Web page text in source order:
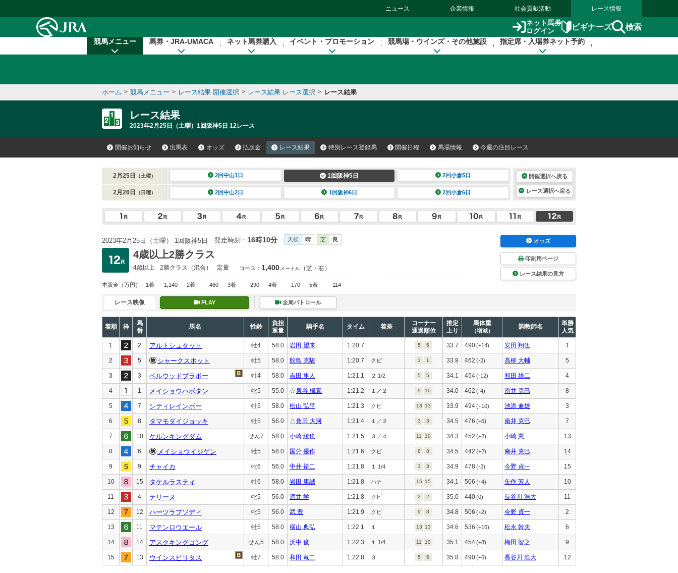
ニュース 企業情報 社会貢献活動 レース情報
ネット馬券
ログイン
ビギナーズ 検索
競馬メニュー 馬券・JRA-UMACA ネット馬券購入 イベント・プロモーション 競馬場・ウインズ・その他施設 指定席・入場券ネット予約
ホーム > 競馬メニュー > レース結果 開催選択 > レース結果 レース選択 > レース結果
レース結果
2023年2月25日（土曜）1回阪神5日 12レース
開催お知らせ 出馬表 オッズ 払戻金 レース結果 特別レース登録馬 開催日程 馬場情報 今週の注目レース
2月25日 （土曜） 2回中山1日 1回阪神5日 2回小倉5日
2月26日 （日曜） 2回中山2日 1回阪神6日 2回小倉6日
開催選択へ戻る
レース選択へ戻る
2023年2月25日（土曜） 1回阪神5日 発走時刻： 16時10分 天候 晴 芝 良
4歳以上2勝クラス
4歳以上 2勝クラス （混合） 定量 コース： 1,400 メートル （芝・右）
本賞金 （万円） 1着 1,140 2着 460 3着 290 4着 170 5着 114
オッズ
印刷用ページ
レース結果の見方
レース映像 PLAY 全周パトロール
着順 枠
馬
番
馬名 性齢
負担
重量
騎手名 タイム 着差
コーナー
通過順位
推定
上り
馬体重
（増減）
調教師名
単勝
人気
1 2 アルトシュタット 牡4 58.0 岩田 望来 1:20.7 5 5 33.7 490(+14) 安田 翔伍 1
2 5 シャークスポット 牡5 58.0 鮫島 克駿 1:20.7 クビ 1 1 33.9 462 (-2) 高柳 大輔 5
3 3 ベルウッドブラボー 牡4 58.0 吉田 隼人 1:21.1 ２ 1/2 5 5 34.1 454(-12) 和田 雄二 4
4 1 メイショウハボタン 牝5 55.0 ☆ 泉谷 楓真 1:21.2 １／２ 9 10 34.0 462 (-4) 南井 克巳 8
5 7 シティレインボー 牡5 58.0 松山 弘平 1:21.3 クビ 13 13 33.9 494(+10) 池添 兼雄 3
6 8 タマモダイジョッキ 牡5 56.0 △角田 大河 1:21.4 １／２ 3 3 34.5 476 (+6) 南井 克巳 7
7 10 ケルンキングダム せん7 58.0 小崎 綾也 1:21.5 ３／４ 11 10 34.3 452 (+2) 小崎 憲 13
8 6 メイショウイジゲン 牡5 58.0 国分 優作 1:21.6 クビ 8 8 34.5 442 (+2) 南井 克巳 14
9 9 チャイカ 牝6 56.0 中井 裕二 1:21.8 １ 1/4 3 3 34.9 478(-2) 今野 貞一 15
10 15 タケルラスティ 牡6 58.0 岩田 康誠 1:21.8 ハナ 15 15 34.1 506 (+4) 矢作 芳人 10
11 4 テリーヌ 牝5 56.0 酒井 学 1:21.8 クビ 2 2 35.0 440(0) 長谷川 浩大 11
12 12 ハーツラプソディ 牝5 56.0 武 豊 1:21.9 クビ 9 8 34.8 506 (+2) 今野 貞一 2
13 11 マテンロウエール 牡5 58.0 横山 典弘 1:22.1 １ 13 13 34.6 536 (+16) 松永 幹夫 6
14 14 アスクキングコング せん5 58.0 浜中 俊 1:22.3 １ 1/4 11 10 35.1 454(+8) 梅田 智之 9
15 13 ウインスピリタス 牡7 58.0 和田 竜二 1:22.8 ３ 5 5 35.8 490(+6) 長谷川 浩大 12